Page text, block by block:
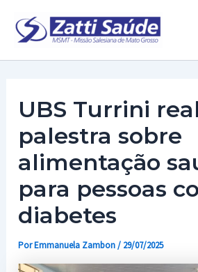
para
UBS Turrini
palestra sobre
alimentação
para pessoas
diabetes
PorEmmanuela Zambon/ 29/07/2025